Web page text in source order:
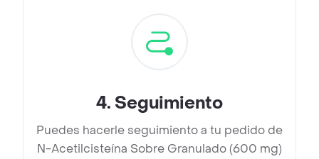
4. Seguimiento
Puedes hacerle seguimiento a tu pedido de
N-Acetilcisteína Sobre Granulado (600 mg)